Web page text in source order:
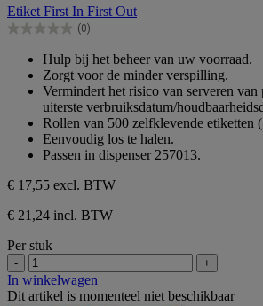
de
5
Etiket First In First Out
(0)
0.0
sterren.
Hulp bij het beheer van uw voorraad.
Zorgt voor de minder verspilling.
Vermindert het risico van serveren van
uiterste verbruiksdatum/
Rollen van 500 zelfklevende etiketten
Eenvoudig los te halen.
Passen in dispenser 257013.
€ 17,55 excl. BTW
€ 21,24 incl. BTW
Per stuk
- +
In winkelwagen
Dit artikel is momenteel niet beschikbaar